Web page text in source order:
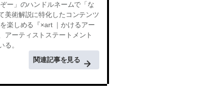
ー」のハンドルネームで「な
美術解説に特化したコンテンツ
楽しめる『×art ｜かけるアー
アーティストステートメント
。
関連記事を見る